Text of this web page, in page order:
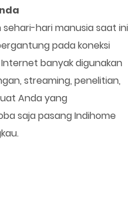
hari manusia saat ini
pada koneksi
banyak digunakan
streaming, penelitian,
Anda yang
saja pasang Indihome